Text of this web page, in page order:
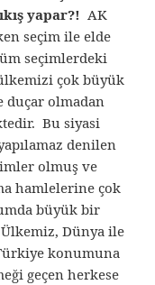
yapar?! AK
seçim ile elde
seçimlerdeki
çok büyük
duçar olmadan
Bu siyasi
denilen
olmuş ve
hamlelerine çok
büyük bir
Ülkemiz, Dünya ile
konumuna
geçen herkese